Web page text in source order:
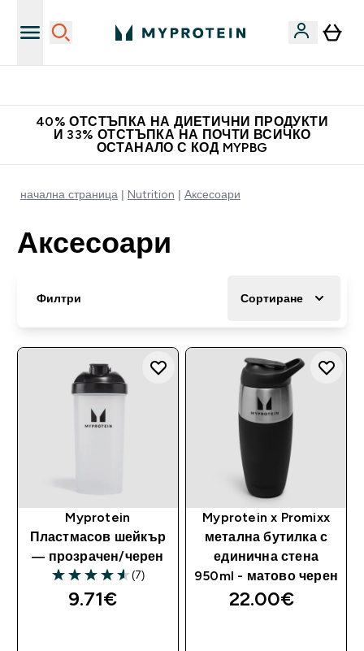
40% ОТСТЪПКА НА ДИЕТИЧНИ ПРОДУКТИ
И 33% ОТСТЪПКА НА ПОЧТИ ВСИЧКО
ОСТАНАЛО С КОД MYPBG
начална страница Nutrition Аксесоари
Аксесоари
Филтри Сортиране
Myprotein
Пластмасов шейкър
— прозрачен/черен
4.57 out of 5 stars
(7)
9.71€‎
Myprotein x Promixx
метална бутилка с
единична стена
950ml - матово черен
22.00€‎